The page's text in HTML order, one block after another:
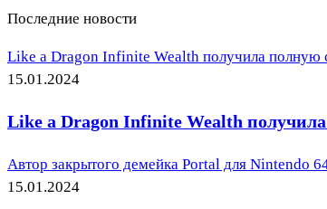
Последние новости
Like a Dragon Infinite Wealth получила полную
15.01.2024
Like a Dragon Infinite Wealth
Автор закрытого демейка Portal для Nintendo
15.01.2024